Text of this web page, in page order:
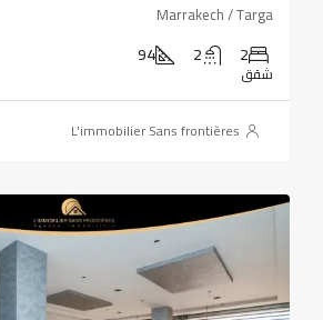
Marrakech / Targa
2
2
94
شقق
L'immobilier Sans frontières